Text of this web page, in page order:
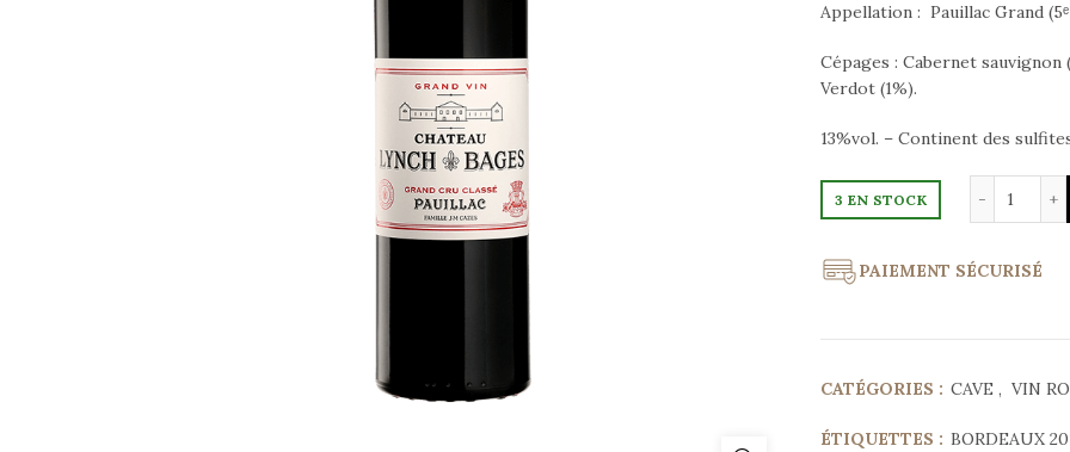
Appellation : Pauillac Grand
Cépages : Cabernet
Verdot (1%).
13%vol. – Continent des
3 EN STOCK
PAIEMENT SÉCURISÉ
CATÉGORIES : CAVE , VIN
ÉTIQUETTES : BORDEAUX